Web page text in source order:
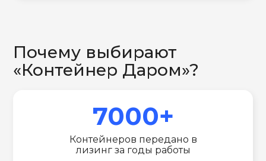
Почему выбирают
«Контейнер Даром»?
7000+
Контейнеров передано в
лизинг за годы работы